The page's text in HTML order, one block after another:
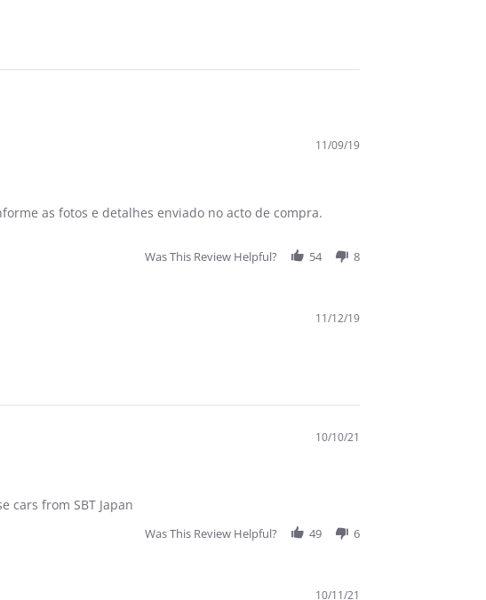
11/09/19
as fotos e detalhes enviado no acto de compra.
Was This Review Helpful? 54 8
11/12/19
10/10/21
cars from SBT Japan
Was This Review Helpful? 49 6
10/11/21